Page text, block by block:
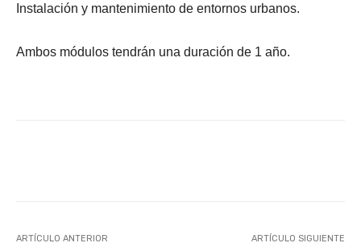
Instalación y mantenimiento de entornos urbanos.
Ambos módulos tendrán una duración de 1 año.
ARTÍCULO ANTERIOR ARTÍCULO SIGUIENTE